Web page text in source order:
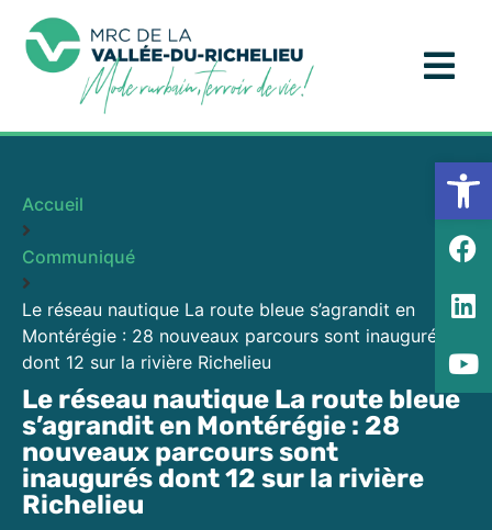
Accueil
Communiqué
Le réseau nautique La route bleue s’agrandit en
Montérégie : 28 nouveaux parcours sont inaugurés
dont 12 sur la rivière Richelieu
Le réseau nautique La route bleue
s’agrandit en Montérégie : 28
nouveaux parcours sont
inaugurés dont 12 sur la rivière
Richelieu